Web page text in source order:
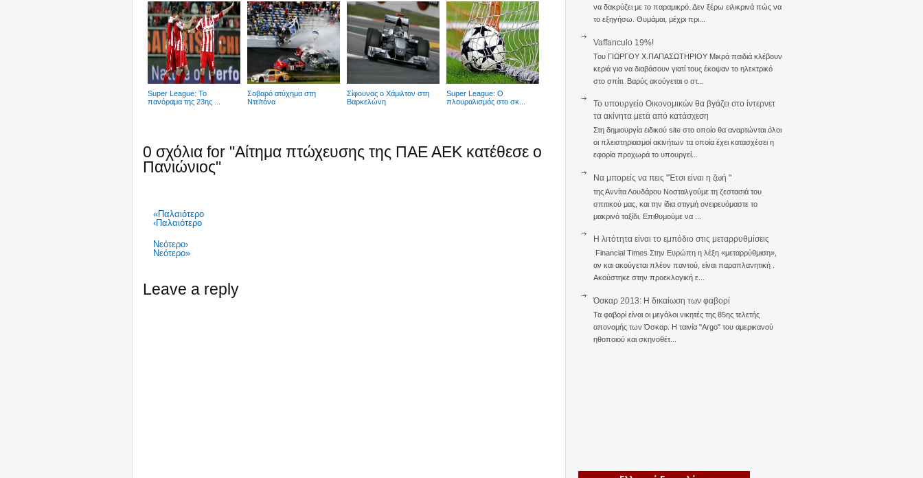
Super League: Το
πανόραμα της 23ης ...
Σοβαρό ατύχημα στη
Ντεϊτόνα
Σίφουνας ο Χάμιλτον στη
Βαρκελώνη
Super League: Ο
πλουραλισμός στο σκ...
0 σχόλια for "Αίτημα πτώχευσης της ΠΑΕ ΑΕΚ κατέθεσε ο
Πανιώνιος"
«Παλαιότερο
‹Παλαιότερο
Νεότερο›
Νεότερο»
Leave a reply
να δακρύζει με το παραμικρό. Δεν ξέρω ειλικρινά πώς να
το εξηγήσω. Θυμάμαι, μέχρι πρι...
Vaffanculo 19%!
Του ΓΙΩΡΓΟΥ Χ.ΠΑΠΑΣΩΤΗΡΙΟΥ Μικρά παιδιά κλέβουν
κεριά για να διαβάσουν γιατί τους έκοψαν το ηλεκτρικό
στο σπίτι. Βαρύς ακούγεται ο στ...
To υπουργείο Οικονομικών θα βγάζει στο ίντερνετ
τα ακίνητα μετά από κατάσχεση
Στη δημιουργία ειδικού site στο οποίο θα αναρτώνται όλοι
οι πλειστηριασμοί ακινήτων τα οποία έχει κατασχέσει η
εφορία προχωρά το υπουργεί...
Να μπορείς να πεις ''Έτσι είναι η ζωή ''
της Αννίτα Λουδάρου Νοσταλγούμε τη ζεστασιά του
σπιτικού μας, και την ίδια στιγμή ονειρευόμαστε το
μακρινό ταξίδι. Επιθυμούμε να ...
Η λιτότητα είναι το εμπόδιο στις μεταρρυθμίσεις
Financial Times Στην Ευρώπη η λέξη «μεταρρύθμιση»,
αν και ακούγεται πλέον παντού, είναι παραπλανητική .
Ακούστηκε στην προεκλογική ε...
Όσκαρ 2013: Η δικαίωση των φαβορί
Τα φαβορί είναι οι μεγάλοι νικητές της 85ης τελετής
απονομής των Όσκαρ. Η ταινία "Αrgo" του αμερικανού
ηθοποιού και σκηνοθέτ...